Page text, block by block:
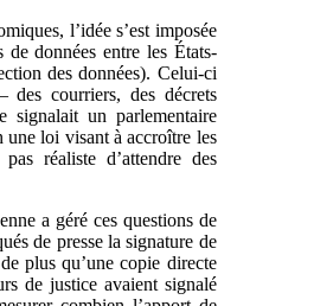
l’idée s’est imposée
de données entre les États-
des données). Celui-ci
des courriers, des décrets
un parlementaire
une loi visant à accroître les
réaliste d’attendre des
a géré ces questions de
de presse la signature de
plus qu’une copie directe
de justice avaient signalé